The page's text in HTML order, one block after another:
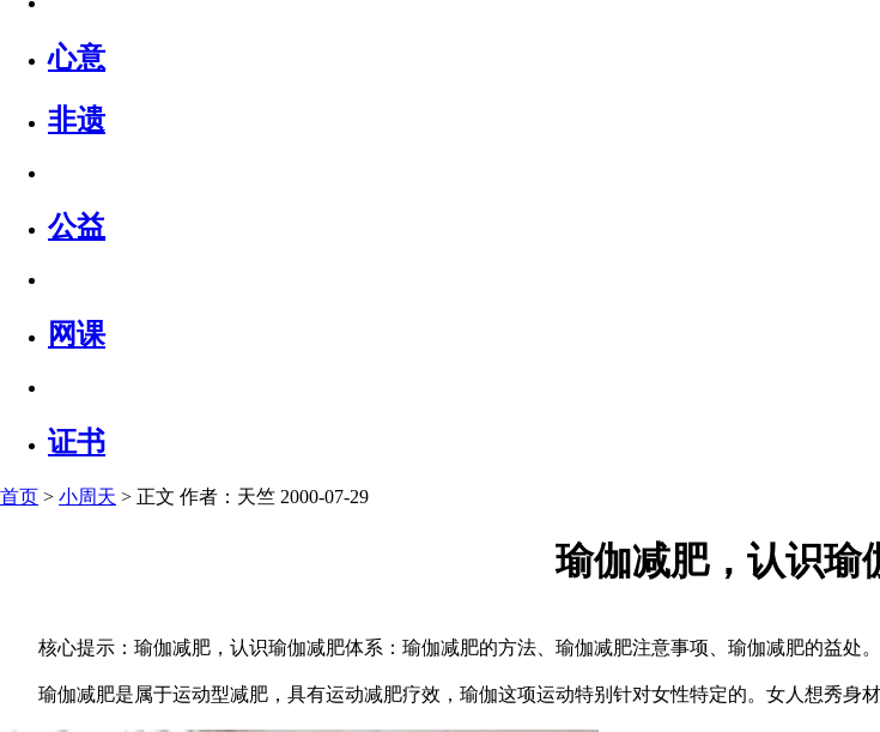
心意
非遗
公益
网课
证书
首页 > 小周天 > 正文 作者：天竺 2000-07-29
瑜伽减肥，认识瑜
核心提示：瑜伽减肥，认识瑜伽减肥体系：瑜伽减肥的方法、瑜伽减肥注意事项、瑜伽减肥的益处。
瑜伽减肥是属于运动型减肥，具有运动减肥疗效，瑜伽这项运动特别针对女性特定的。女人想秀身